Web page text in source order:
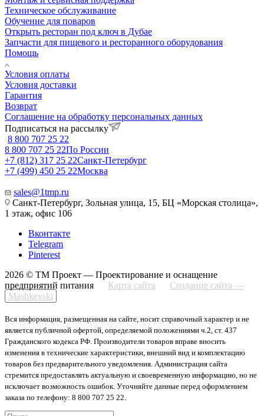
Техническое обслуживание
Обучение для поваров
Открыть ресторан под ключ в Дубае
Запчасти для пищевого и ресторанного оборудования
Помощь
Условия оплаты
Условия доставки
Гарантия
Возврат
Соглашение на обработку персональных данных
Подписаться на рассылку
8 800 707 25 22
8 800 707 25 22По России
+7 (812) 317 25 22Санкт-Петербург
+7 (499) 450 25 22Москва
sales@1tmp.ru
Санкт-Петербург, Зольная улица, 15, БЦ «Морская столица»,
1 этаж, офис 106
Вконтакте
Telegram
Pinterest
2026 © ТМ Проект — Проектирование и оснащение
предприятий питания
Карта сайта
Создание сайта —
Mashkevski
Вся информация, размещенная на сайте, носит справочный характер и не
является публичной офертой, определяемой положениями ч.2, ст. 437
Гражданского кодекса РФ. Производители товаров вправе вносить
изменения в технические характеристики, внешний вид и комплектацию
товаров без предварительного уведомления. Администрация сайта
стремится предоставлять актуальную и своевременную информацию, но не
исключает возможность ошибок. Уточняйте данные перед оформлением
заказа по телефону: 8 800 707 25 22.